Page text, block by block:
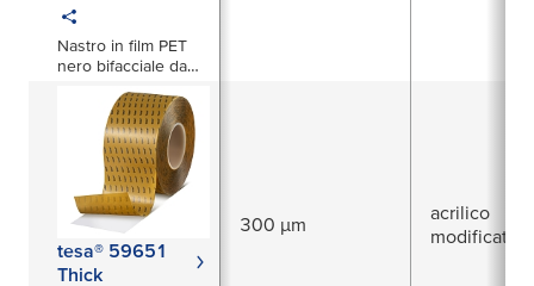
Nastro in film PET
nero bifacciale da
tesa® 59651
Thick
300 µm
acrilico
modificato